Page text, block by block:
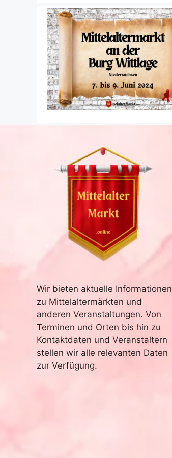
Wir bieten aktuelle Informationen
zu Mittelaltermärkten und
anderen Veranstaltungen. Von
Terminen und Orten bis hin zu
Kontaktdaten und Veranstaltern
stellen wir alle relevanten Daten
zur Verfügung.